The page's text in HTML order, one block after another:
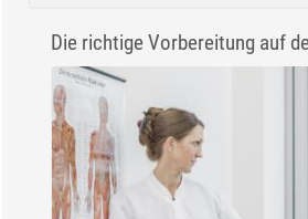
Die richtige Vorbereitung auf